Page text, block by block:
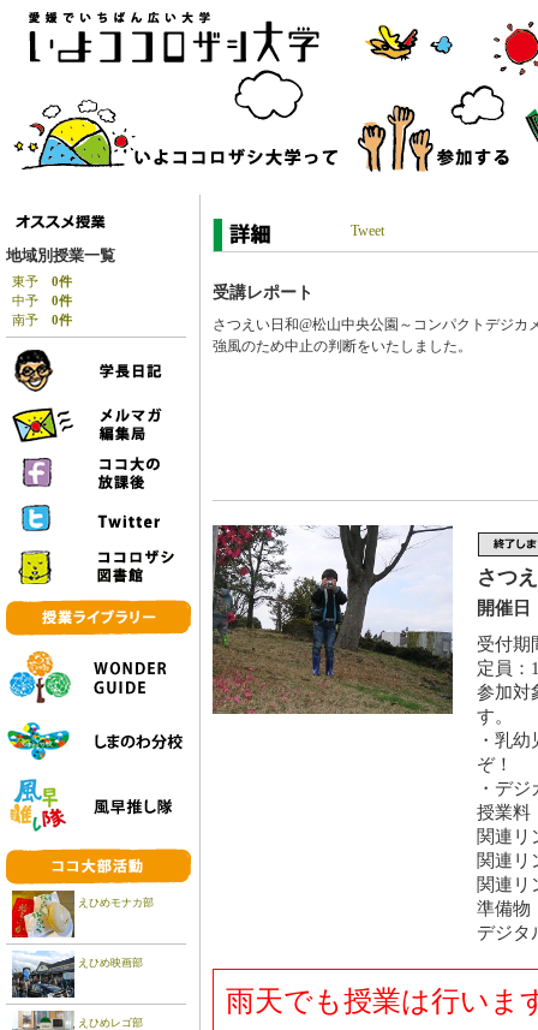
地域別授業一覧
東予 0件
中予 0件
南予 0件
えひめモナカ部
えひめ映画部
えひめレゴ部
Tweet
受講レポート
さつえい日和@松山中央公園～コンパクトデジカ
強風のため中止の判断をいたしました。
さつ
開催日
受付
定員：
参加対
す。
・乳
ぞ！
・デ
授業料
関連リ
関連リ
関連リ
準備物
デジタ
雨天でも授業は行いま